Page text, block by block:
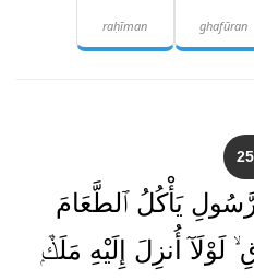
ghafūran
raḥīman
يَأْكُلُ ٱلطَّعَامَ
أُنزِلَ إِلَيْهِ مَلَكٌۭ